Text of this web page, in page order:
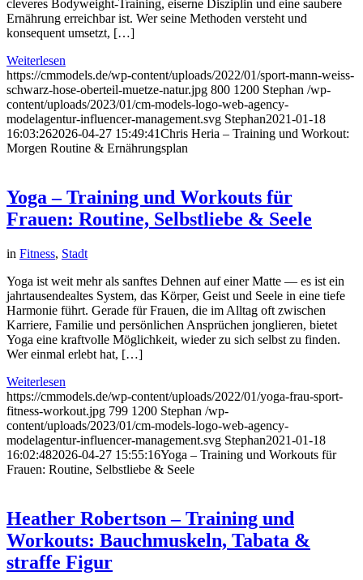
cleveres Bodyweight-Training, eiserne Disziplin und eine saubere
Ernährung erreichbar ist. Wer seine Methoden versteht und
konsequent umsetzt, […]
Weiterlesen
https://cmmodels.de/wp-content/uploads/2022/01/sport-mann-weiss-
schwarz-hose-oberteil-muetze-natur.jpg 800 1200 Stephan /wp-
content/uploads/2023/01/cm-models-logo-web-agency-
modelagentur-influencer-management.svg Stephan2021-01-18
16:03:262026-04-27 15:49:41Chris Heria – Training und Workout:
Morgen Routine & Ernährungsplan
Yoga – Training und Workouts für
Frauen: Routine, Selbstliebe & Seele
in Fitness, Stadt
Yoga ist weit mehr als sanftes Dehnen auf einer Matte — es ist ein
jahrtausendealtes System, das Körper, Geist und Seele in eine tiefe
Harmonie führt. Gerade für Frauen, die im Alltag oft zwischen
Karriere, Familie und persönlichen Ansprüchen jonglieren, bietet
Yoga eine kraftvolle Möglichkeit, wieder zu sich selbst zu finden.
Wer einmal erlebt hat, […]
Weiterlesen
https://cmmodels.de/wp-content/uploads/2022/01/yoga-frau-sport-
fitness-workout.jpg 799 1200 Stephan /wp-
content/uploads/2023/01/cm-models-logo-web-agency-
modelagentur-influencer-management.svg Stephan2021-01-18
16:02:482026-04-27 15:55:16Yoga – Training und Workouts für
Frauen: Routine, Selbstliebe & Seele
Heather Robertson – Training und
Workouts: Bauchmuskeln, Tabata &
straffe Figur